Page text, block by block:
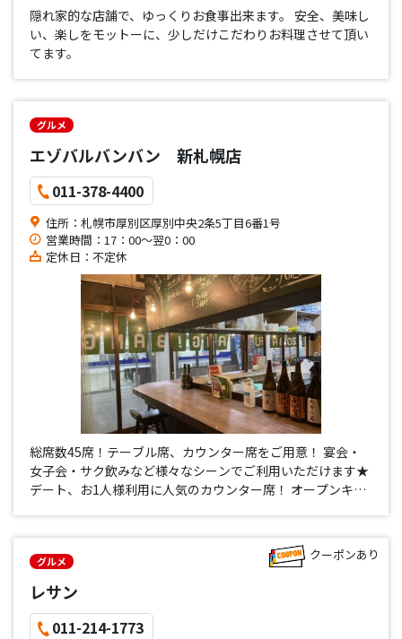
隠れ家的な店舗で、ゆっくりお食事出来ます。 安全、美味し
い、楽しをモットーに、少しだけこだわりお料理させて頂い
てます。
グルメ
エゾバルバンバン 新札幌店
011-378-4400
住所：札幌市厚別区厚別中央2条5丁目6番1号
営業時間：17：00～翌0：00
定休日：不定休
総席数45席！テーブル席、カウンター席をご用意！ 宴会・
女子会・サク飲みなど様々なシーンでご利用いただけます★
デート、お1人様利用に人気のカウンター席！ オープンキッ
グルメ
レサン
011-214-1773
クーポンあり